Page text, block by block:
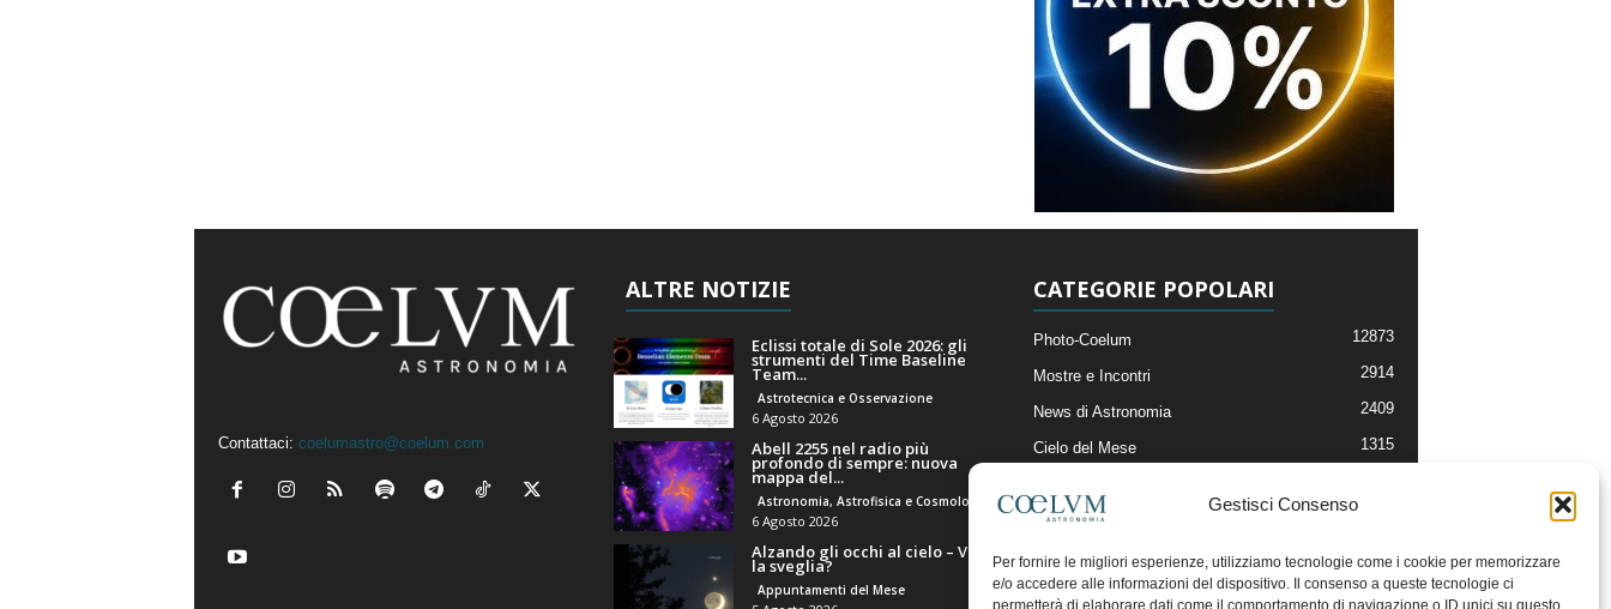
Gestisci Consenso
Per fornire le migliori esperienze, utilizziamo tecnologie come i cookie per memorizzare
e/o accedere alle informazioni del dispositivo. Il consenso a queste tecnologie ci
permetterà di elaborare dati come il comportamento di navigazione o ID unici su questo
Contattaci: coelumastro@coelum.com
ALTRE NOTIZIE
Eclissi totale di Sole 2026: gli
strumenti del Time Baseline
Team...
Astrotecnica e Osservazione
6 Agosto 2026
Abell 2255 nel radio più
profondo di sempre: nuova
mappa del...
Astronomia, Astrofisica e Cosmologia
6 Agosto 2026
Alzando gli occhi al cielo – Vale
la sveglia?
Appuntamenti del Mese
CATEGORIE POPOLARI
Photo-Coelum 12873
Mostre e Incontri 2914
News di Astronomia 2409
Cielo del Mese 1315
Articoli e Risorse On-Line
Il Blog della Redazione